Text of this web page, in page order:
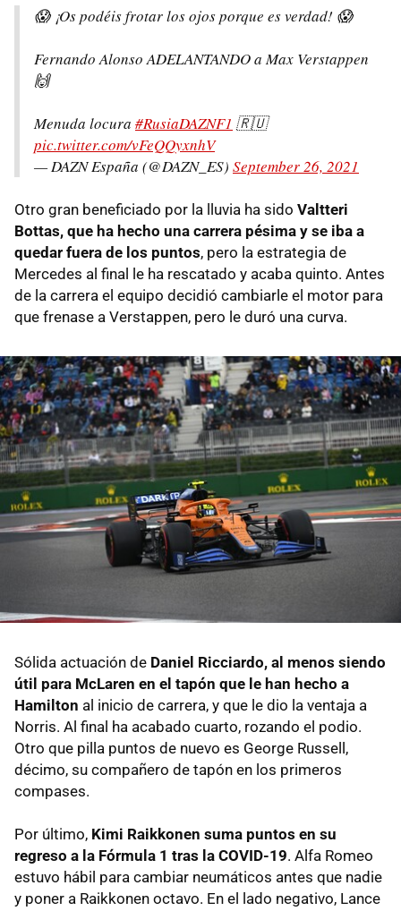
😱 ¡Os podéis frotar los ojos porque es verdad! 😱
Fernando Alonso ADELANTANDO a Max Verstappen
🙌
Menuda locura #RusiaDAZNF1 🇷🇺
pic.twitter.com/vFeQQyxnhV
— DAZN España (@DAZN_ES) September 26, 2021
Otro gran beneficiado por la lluvia ha sido Valtteri
Bottas, que ha hecho una carrera pésima y se iba a
quedar fuera de los puntos, pero la estrategia de
Mercedes al final le ha rescatado y acaba quinto. Antes
de la carrera el equipo decidió cambiarle el motor para
que frenase a Verstappen, pero le duró una curva.
Sólida actuación de Daniel Ricciardo, al menos siendo
útil para McLaren en el tapón que le han hecho a
Hamilton al inicio de carrera, y que le dio la ventaja a
Norris. Al final ha acabado cuarto, rozando el podio.
Otro que pilla puntos de nuevo es George Russell,
décimo, su compañero de tapón en los primeros
compases.
Por último, Kimi Raikkonen suma puntos en su
regreso a la Fórmula 1 tras la COVID-19. Alfa Romeo
estuvo hábil para cambiar neumáticos antes que nadie
y poner a Raikkonen octavo. En el lado negativo, Lance